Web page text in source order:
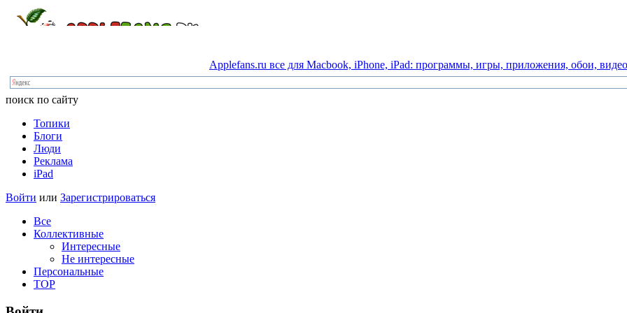
Applefans.ru все для Macbook, iPhone, iPad: программы, игры, приложения, обои, видео
поиск по сайту
Топики
Блоги
Люди
Реклама
iPad
Войти или Зарегистрироваться
Все
Коллективные
Интересные
Не интересные
Персональные
TOP